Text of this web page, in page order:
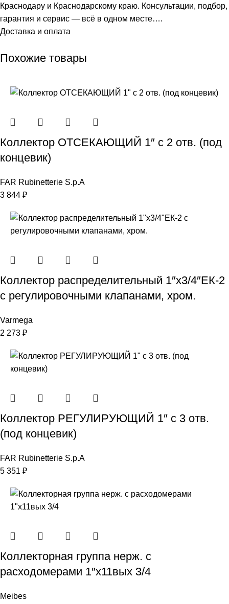
Краснодару и Краснодарскому краю. Консультации, подбор,
гарантия и сервис — всё в одном месте….
Доставка и оплата
Похожие товары
Коллектор ОТСЕКАЮЩИЙ 1″ с 2 отв. (под
концевик)
FAR Rubinetterie S.p.A
3 844 ₽
Коллектор распределительный 1″х3/4″ЕК-2
с регулировочными клапанами, хром.
Varmega
2 273 ₽
Коллектор РЕГУЛИРУЮЩИЙ 1″ с 3 отв.
(под концевик)
FAR Rubinetterie S.p.A
5 351 ₽
Коллекторная группа нерж. с
расходомерами 1″х11вых 3/4
Meibes